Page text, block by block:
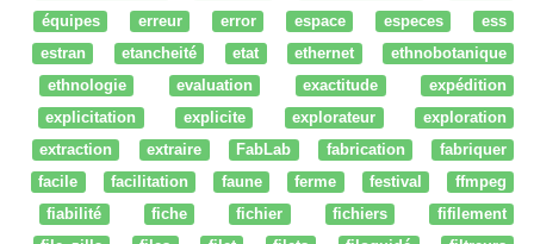
équipes
erreur error espace especes
ess
estran
etancheité etat ethernet
ethnobotanique
ethnologie
evaluation exactitude
expédition
explicitation
explicite explorateur
exploration
extraction
extraire FabLab fabrication
fabriquer
facile
facilitation faune ferme festival
ffmpeg
fiabilité
fiche fichier fichiers
fifilement